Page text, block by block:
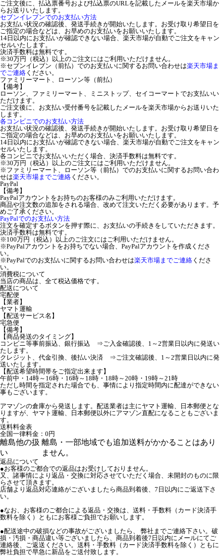
ご注文後に、払込票番号および払込票のURLを記載したメールを楽天市場か
らお送りいたします。
セブンイレブンでのお支払い方法
お支払い状況の確認後、発送手続きが開始いたします。お受け取り希望日を
ご指定の場合などは、お早めのお支払いをお願いいたします。
14日以内にお支払いが確認できない場合、楽天市場が自動でご注文をキャン
セルいたします。
決済手数料は無料です。
※30万円（税込）以上のご注文にはご利用いただけません。
※セブンイレブン（前払）でのお支払いに関するお問い合わせは楽天市場ま
でご連絡 ください。
ファミリーマート、ローソン等（前払）
【備考】
ローソン、ファミリーマート、ミニストップ、セイコーマートでお支払いい
ただけます。
ご注文後に、お支払い受付番号を記載したメールを楽天市場からお送りいた
します。
各コンビニでのお支払い方法
お支払い状況の確認後、発送手続きが開始いたします。お受け取り希望日を
ご指定の場合などは、お早めのお支払いをお願いいたします。
14日以内にお支払いが確認できない場合、楽天市場が自動でご注文をキャン
セルいたします。
各コンビニでお支払いいただく場合、決済手数料は無料です。
※30万円（税込）以上のご注文にはご利用いただけません。
※ファミリーマート、ローソン等（前払）でのお支払いに関するお問い合わ
せは楽天市場までご連絡 ください。
PayPal
【備考】
PayPalアカウントをお持ちのお客様のみご利用いただけます。
商品や注文数の追加をされる場合、改めて注文いただく必要があります。予
めご了承ください。
PayPalでのお支払い方法
注文を確定するボタンを押す際に、お支払いの手続きをしていただきます。
決済手数料は無料です。
※100万円（税込）以上のご注文にはご利用いただけません。
※PayPalアカウントをお持ちでない場合、PayPalアカウントを作成くださ
い。
※PayPalでのお支払いに関するお問い合わせは楽天市場までご連絡 くださ
い。
消費税について
当店の商品は、全て税込価格です。
配送について
宅配便
【業者】
ヤマト運輸
【配送サービス名】
宅急便
【備考】
【商品発送のタイミング】
コンビニ等事前振込、銀行振込 ⇒ご入金確認後、1～2営業日以内に発送い
たします。
クレジット、代金引換、後払い決済 ⇒ご注文確認後、1～2営業日以内に発
送いたします。
【配送希望時間帯をご指定出来ます】
午前中・14時～16時・16時～18時・18時～20時・19時～21時
ただし時間を指定された場合でも、事情により指定時間内に配達ができない
事もございます。
アマゾンの倉庫から発送します。配送業者は主にヤマト運輸、日本郵便とな
りますが、ヤマト運輸、日本郵便以外にアマゾン直配になることもございま
す。
送料料金表
全国一律料金：0円
離島他の扱
い
離島・一部地域でも追加送料がかかることはあり
ません。
返品について
●お客様のご都合での返品はお受けしておりません。
又、諸事情により返品・交換に対応させていただく場合、未開封のものに限
らさせて頂きます。
店舗より返品対応連絡がございましたら商品到着後、7日以内にご返送下さ
い。
●なお、お客様のご都合による返品・交換は、送料・手数料（カード決済手
数料を除く）ともにお客様ご負担でお願いします。
●配送途中の破損などの事故がございましたら、 弊社までご連絡下さい。破
損・汚損・商品違い等ございましたら、商品到着後7日以内にメールにてご
連絡後、ご返送ください。送料・手数料（カード決済手数料を除く）ともに
弊社負担で早急に新品をご送付致します。